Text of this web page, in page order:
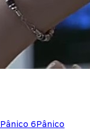
Pânico 6Pânico